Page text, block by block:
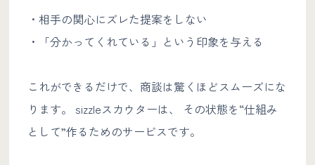
・相手の関心にズレた提案をしない
・「分かってくれている」という印象を与える
これができるだけで、商談は驚くほどスムーズにな
ります。 sizzleスカウターは、 その状態を“仕組み
として”作るためのサービスです。